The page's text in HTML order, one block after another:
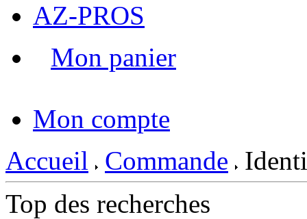
AZ-PROS
Mon panier
Mon compte
Accueil
Commande
Top des recherches